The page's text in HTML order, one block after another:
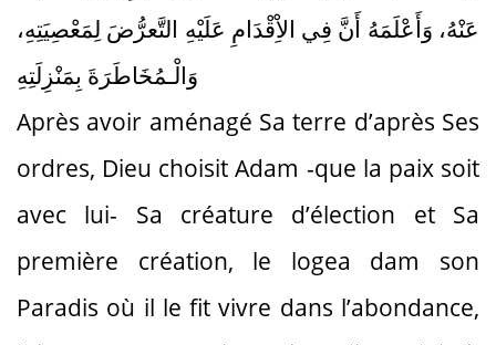
عَنْهُ، وَأَعْلَمَهُ أَنَّ فِي الاِْقْدَامِ عَلَيْهِ التَّعرُّضَ لِمَعْصِيَتِهِ،
وَالْـمُخَاطَرَةَ بِمَنْزِلَتِهِ
Après avoir aménagé Sa terre d’après Ses
ordres, Dieu choisit Adam -que la paix soit
avec lui- Sa créature d’élection et Sa
première création, le logea dam son
Paradis où il le fit vivre dans l’abondance,